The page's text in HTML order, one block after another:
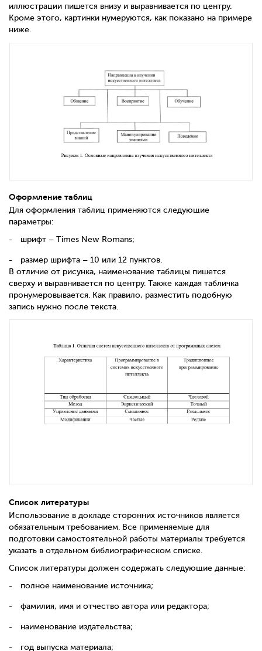
иллюстрации пишется внизу и выравнивается по центру.
Кроме этого, картинки нумеруются, как показано на примере
ниже.
Оформление таблиц
Для оформления таблиц применяются следующие
параметры:
шрифт – Times New Romans;
размер шрифта – 10 или 12 пунктов.
В отличие от рисунка, наименование таблицы пишется
сверху и выравнивается по центру. Также каждая табличка
пронумеровывается. Как правило, разместить подобную
запись нужно после текста.
Список литературы
Использование в докладе сторонних источников является
обязательным требованием. Все применяемые для
подготовки самостоятельной работы материалы требуется
указать в отдельном библиографическом списке.
Список литературы должен содержать следующие данные:
полное наименование источника;
фамилия, имя и отчество автора или редактора;
наименование издательства;
год выпуска материала;